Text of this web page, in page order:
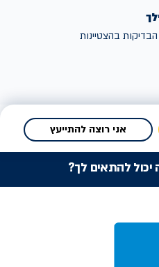
בהצטיינות
אני רוצה להתייעץ
יכול להתאים לך?